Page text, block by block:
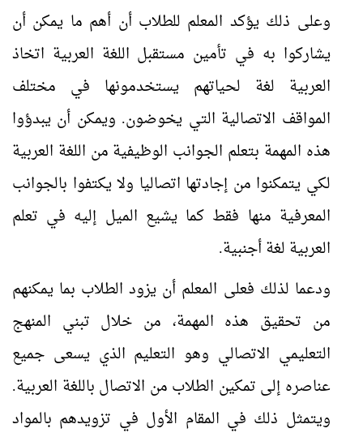
وعلى ذلك يؤكد المعلم للطلاب أن أهم ما يمكن أن
يشاركوا به في تأمين مستقبل اللغة العربية اتخاذ
العربية لغة لحياتهم يستخدمونها في مختلف
المواقف الاتصالية التي يخوضون. ويمكن أن يبدؤوا
هذه المهمة بتعلم الجوانب الوظيفية من اللغة العربية
لكي يتمكنوا من إجادتها اتصاليا ولا يكتفوا بالجوانب
المعرفية منها فقط كما يشيع الميل إليه في تعلم
العربية لغة أجنبية.
ودعما لذلك فعلى المعلم أن يزود الطلاب بما يمكنهم
من تحقيق هذه المهمة، من خلال تبني المنهج
التعليمي الاتصالي وهو التعليم الذي يسعى جميع
عناصره إلى تمكين الطلاب من الاتصال باللغة العربية.
ويتمثل ذلك في المقام الأول في تزويدهم بالمواد